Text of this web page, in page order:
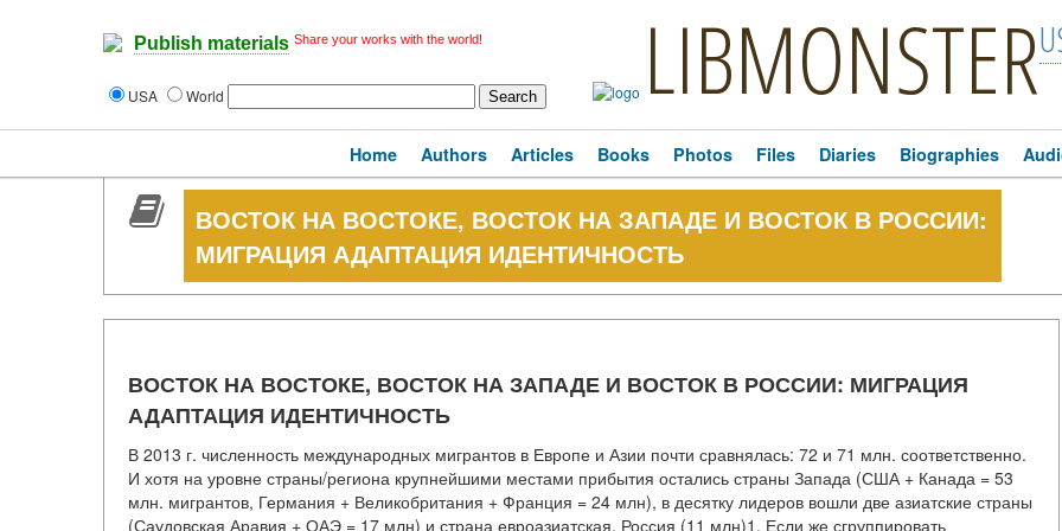
Publish materials Share your works with the world!
USA World LIBMONSTER
Home Authors Articles Books Photos Files Diaries Biographies
ВОСТОК НА ВОСТОКЕ, ВОСТОК НА ЗАПАДЕ И ВОСТОК В РОССИИ:
МИГРАЦИЯ АДАПТАЦИЯ ИДЕНТИЧНОСТЬ
ВОСТОК НА ВОСТОКЕ, ВОСТОК НА ЗАПАДЕ И ВОСТОК В РОССИИ: МИГРАЦИЯ
АДАПТАЦИЯ ИДЕНТИЧНОСТЬ
В 2013 г. численность международных мигрантов в Европе и Азии почти сравнялась: 72 и 71 млн. соответственно.
И хотя на уровне страны/региона крупнейшими местами прибытия остались страны Запада (США + Канада = 53
млн. мигрантов, Германия + Великобритания + Франция = 24 млн), в десятку лидеров вошли две азиатские страны
(Саудовская Аравия + ОАЭ = 17 млн) и страна евроазиатская, Россия (11 млн)1. Если же сгруппировать